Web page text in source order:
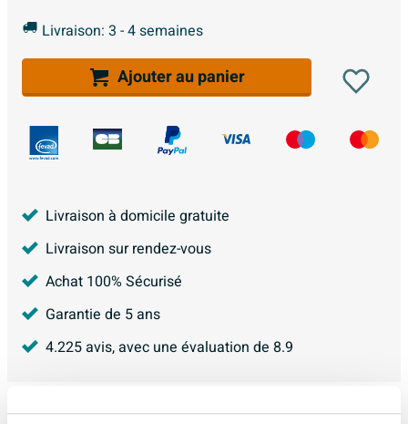
Livraison: 3 - 4 semaines
Ajouter au panier
Livraison à domicile gratuite
Livraison sur rendez-vous
Achat 100% Sécurisé
Garantie de 5 ans
4.225avis, avec une évaluation de 8.9